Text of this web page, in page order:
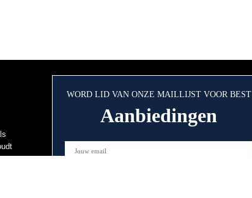
WORD LID VAN ONZE MAILLIJST VOOR BEST
Aanbiedingen